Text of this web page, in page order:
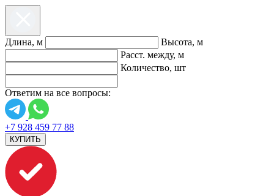
Длина, м
Высота, м
Расст. между, м
Количество, шт
Ответим на все вопросы:
+7 928 459 77 88
КУПИТЬ